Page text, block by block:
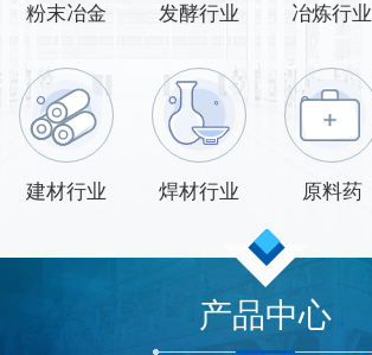
粉末冶金 发酵行业 冶炼行业
建材行业 焊材行业 原料药
产品中心